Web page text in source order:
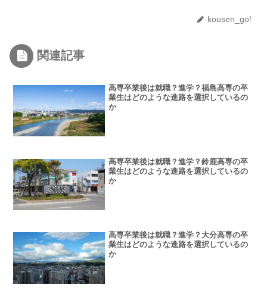
kousen_go!
関連記事
高専卒業後は就職？進学？福島高専の卒
業生はどのような進路を選択しているの
か
高専卒業後は就職？進学？鈴鹿高専の卒
業生はどのような進路を選択しているの
か
高専卒業後は就職？進学？大分高専の卒
業生はどのような進路を選択しているの
か